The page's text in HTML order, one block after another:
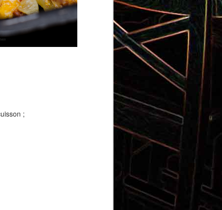
;
aux Gnocchi au pesto de
pistaches
Panna cotta au coulis de kiwi